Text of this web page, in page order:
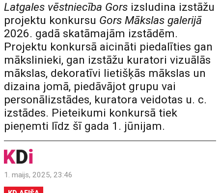
Latgales vēstniecība Gors izsludina izstāžu
projektu konkursu Gors Mākslas galerijā
2026. gadā skatāmajām izstādēm.
Projektu konkursā aicināti piedalīties gan
mākslinieki, gan izstāžu kuratori vizuālās
mākslas, dekoratīvi lietišķās mākslas un
dizaina jomā, piedāvājot grupu vai
personālizstādes, kuratora veidotas u. c.
izstādes. Pieteikumi konkursā tiek
pieņemti līdz šī gada 1. jūnijam.
1. maijs, 2025, 23:46